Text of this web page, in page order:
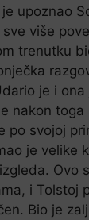
upoznao
više
trenutku
je i ona
nakon toga
po svojoj
je velike
Ovo
i Tolstoj
Bio je